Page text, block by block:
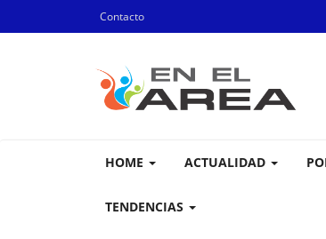
Contacto
HOME ACTUALIDAD
TENDENCIAS